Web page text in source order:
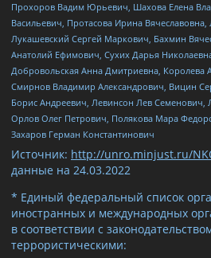
Прохоров Вадим Юрьевич, Шахова Елена
Васильевич, Протасова Ирина
Лукашевский Сергей Маркович, Бахмин
Анатолий Ефимович, Сухих Дарья
Добровольская Анна Дмитриевна, Королева
Смирнов Владимир Александрович, Вицин
Борис Андреевич, Левинсон Лев
Орлов Олег Петрович, Полякова Мара
Захаров Герман Константинович
Источник: http://unro.minjust.ru/
данные на 24.03.2022
* Единый федеральный список
иностранных и международных
в соответствии с
террористическими: